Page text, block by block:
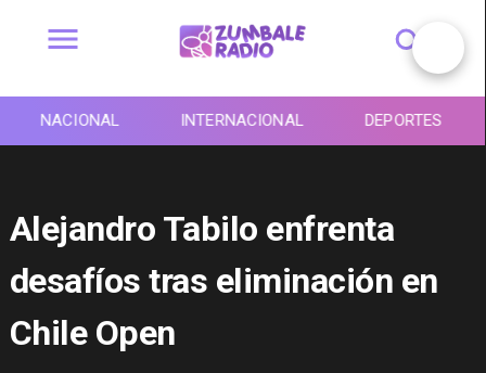
NACIONAL INTERNACIONAL DEPORTES
Alejandro Tabilo enfrenta
desafíos tras eliminación en
Chile Open